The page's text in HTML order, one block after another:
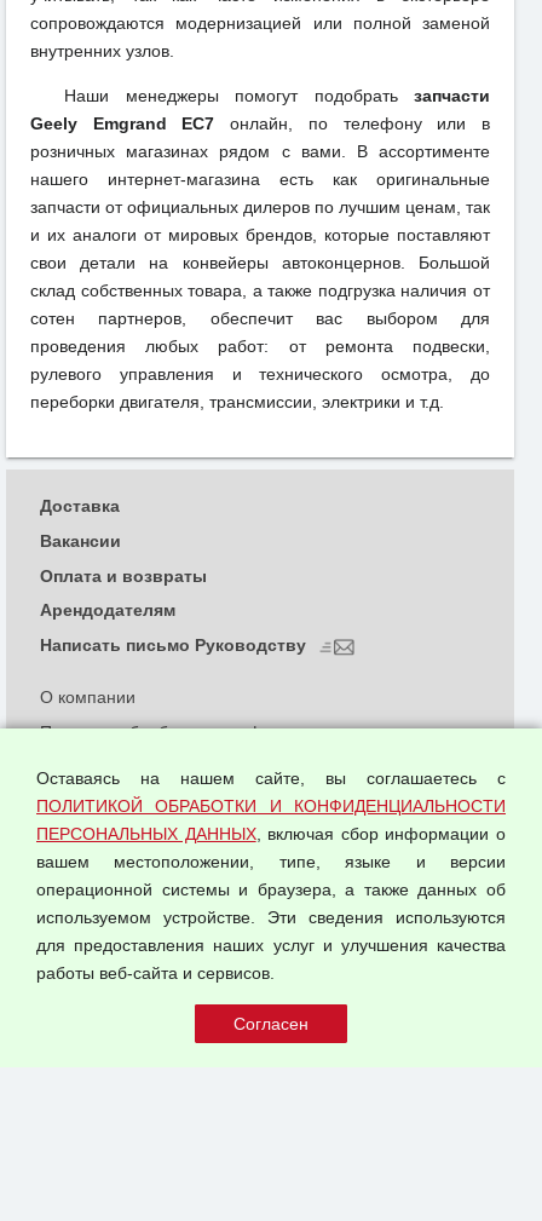
сопровождаются модернизацией или полной заменой
внутренних узлов.
Наши менеджеры помогут подобрать запчасти
Geely Emgrand EC7 онлайн, по телефону или в
розничных магазинах рядом с вами. В ассортименте
нашего интернет-магазина есть как оригинальные
запчасти от официальных дилеров по лучшим ценам, так
и их аналоги от мировых брендов, которые поставляют
свои детали на конвейеры автоконцернов. Большой
склад собственных товара, а также подгрузка наличия от
сотен партнеров, обеспечит вас выбором для
проведения любых работ: от ремонта подвески,
рулевого управления и технического осмотра, до
переборки двигателя, трансмиссии, электрики и т.д.
© 2026 ООО "Феникс"
О компании
Политика обработки и конфиденциальности
Согласием на обработку персональных данных
Оферта оптовой купли-продажи
Публичная оферта
Доставка
Вакансии
Оплата и возвраты
Арендодателям
Написать письмо Руководству
Оставаясь на нашем сайте, вы соглашаетесь с
ПОЛИТИКОЙ ОБРАБОТКИ И КОНФИДЕНЦИАЛЬНОСТИ
ПЕРСОНАЛЬНЫХ ДАННЫХ, включая сбор информации о
вашем местоположении, типе, языке и версии
операционной системы и браузера, а также данных об
используемом устройстве. Эти сведения используются
для предоставления наших услуг и улучшения качества
работы веб-сайта и сервисов.